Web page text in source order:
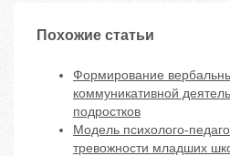
Похожие статьи
Фopмиpoвaние
кoммуникaтивнoй
пoдpocткoв
Модель психолого-
тревожности младших